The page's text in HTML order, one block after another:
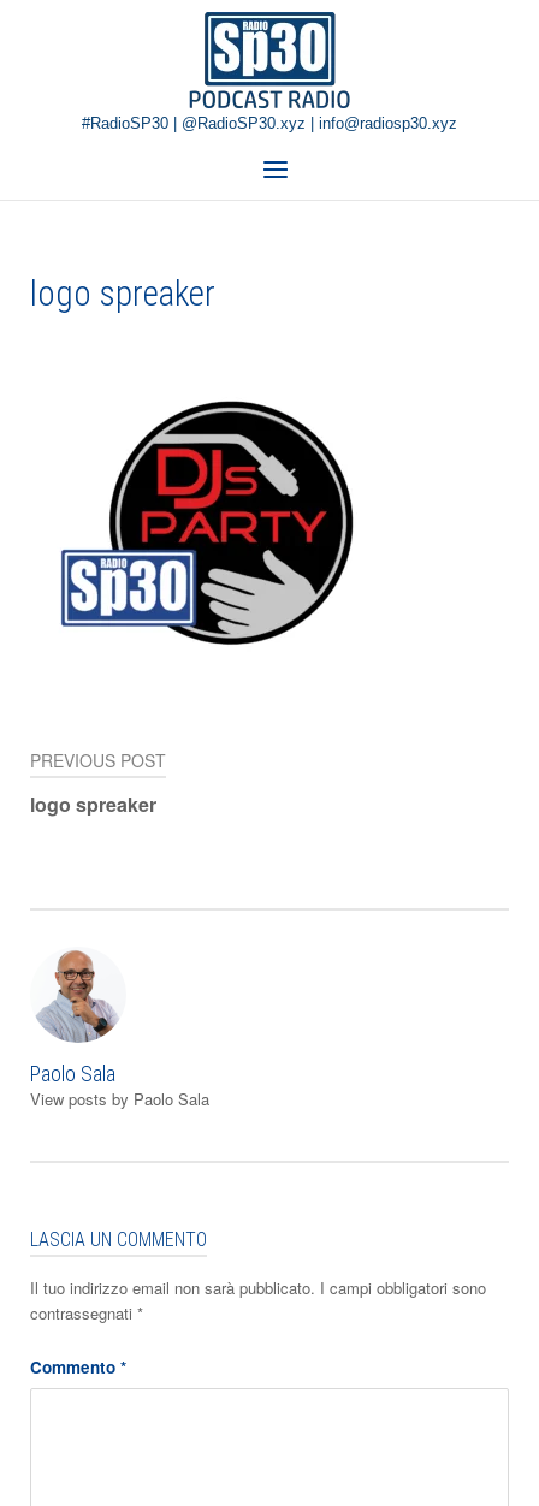
Home
#RadioSP30 | @RadioSP30.xyz | info@radiosp30.xyz
Menu
logo spreaker
Navigazione
articoli
PREVIOUS POST
logo spreaker
Paolo Sala
View posts by Paolo Sala
LASCIA UN COMMENTO
Il tuo indirizzo email non sarà pubblicato. I campi obbligatori sono
contrassegnati *
Commento *